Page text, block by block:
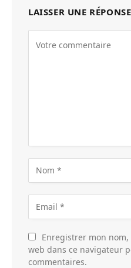
LAISSER UNE RÉPONSE
Enregistrer mon
web dans ce navigateur
commentaires.